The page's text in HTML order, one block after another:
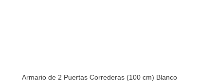
Armario de 2 Puertas Correderas (100 cm) Blanco